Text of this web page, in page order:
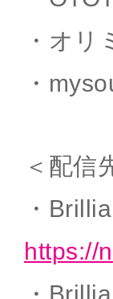
・オリ
・
＜配信
・
https://
・